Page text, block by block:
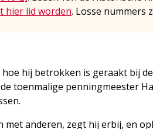
hier lid worden. Losse nummers
hij betrokken is geraakt bij
toenmalige penningmeester
anderen, zegt hij erbij, en